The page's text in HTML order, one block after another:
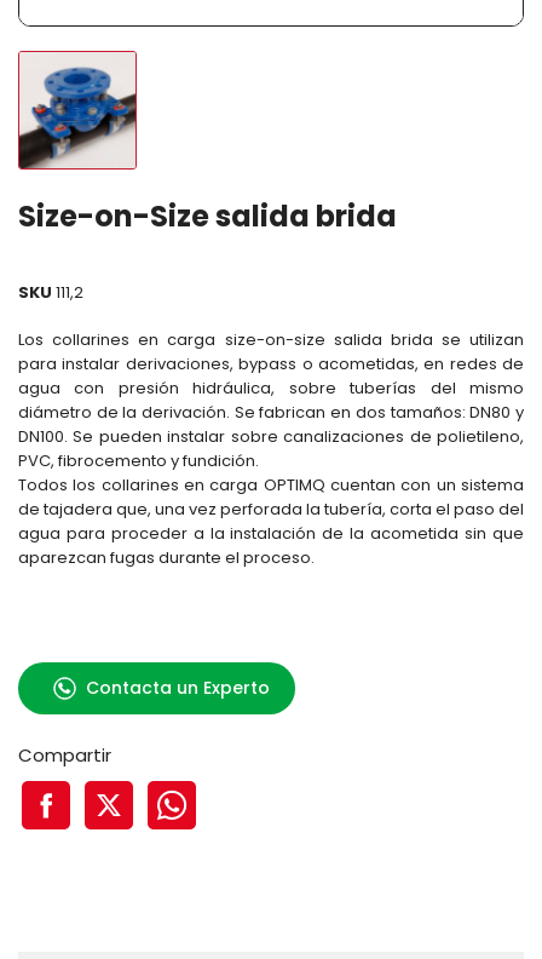
Size-on-Size salida brida
SKU 111,2
Los collarines en carga size-on-size salida brida se utilizan
para instalar derivaciones, bypass o acometidas, en redes de
agua con presión hidráulica, sobre tuberías del mismo
diámetro de la derivación. Se fabrican en dos tamaños: DN80 y
DN100. Se pueden instalar sobre canalizaciones de polietileno,
PVC, fibrocemento y fundición.
Todos los collarines en carga OPTIMQ cuentan con un sistema
de tajadera que, una vez perforada la tubería, corta el paso del
agua para proceder a la instalación de la acometida sin que
aparezcan fugas durante el proceso.
Contacta un Experto
Compartir